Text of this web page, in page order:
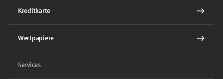
Kreditkarte
Wertpapiere
Services